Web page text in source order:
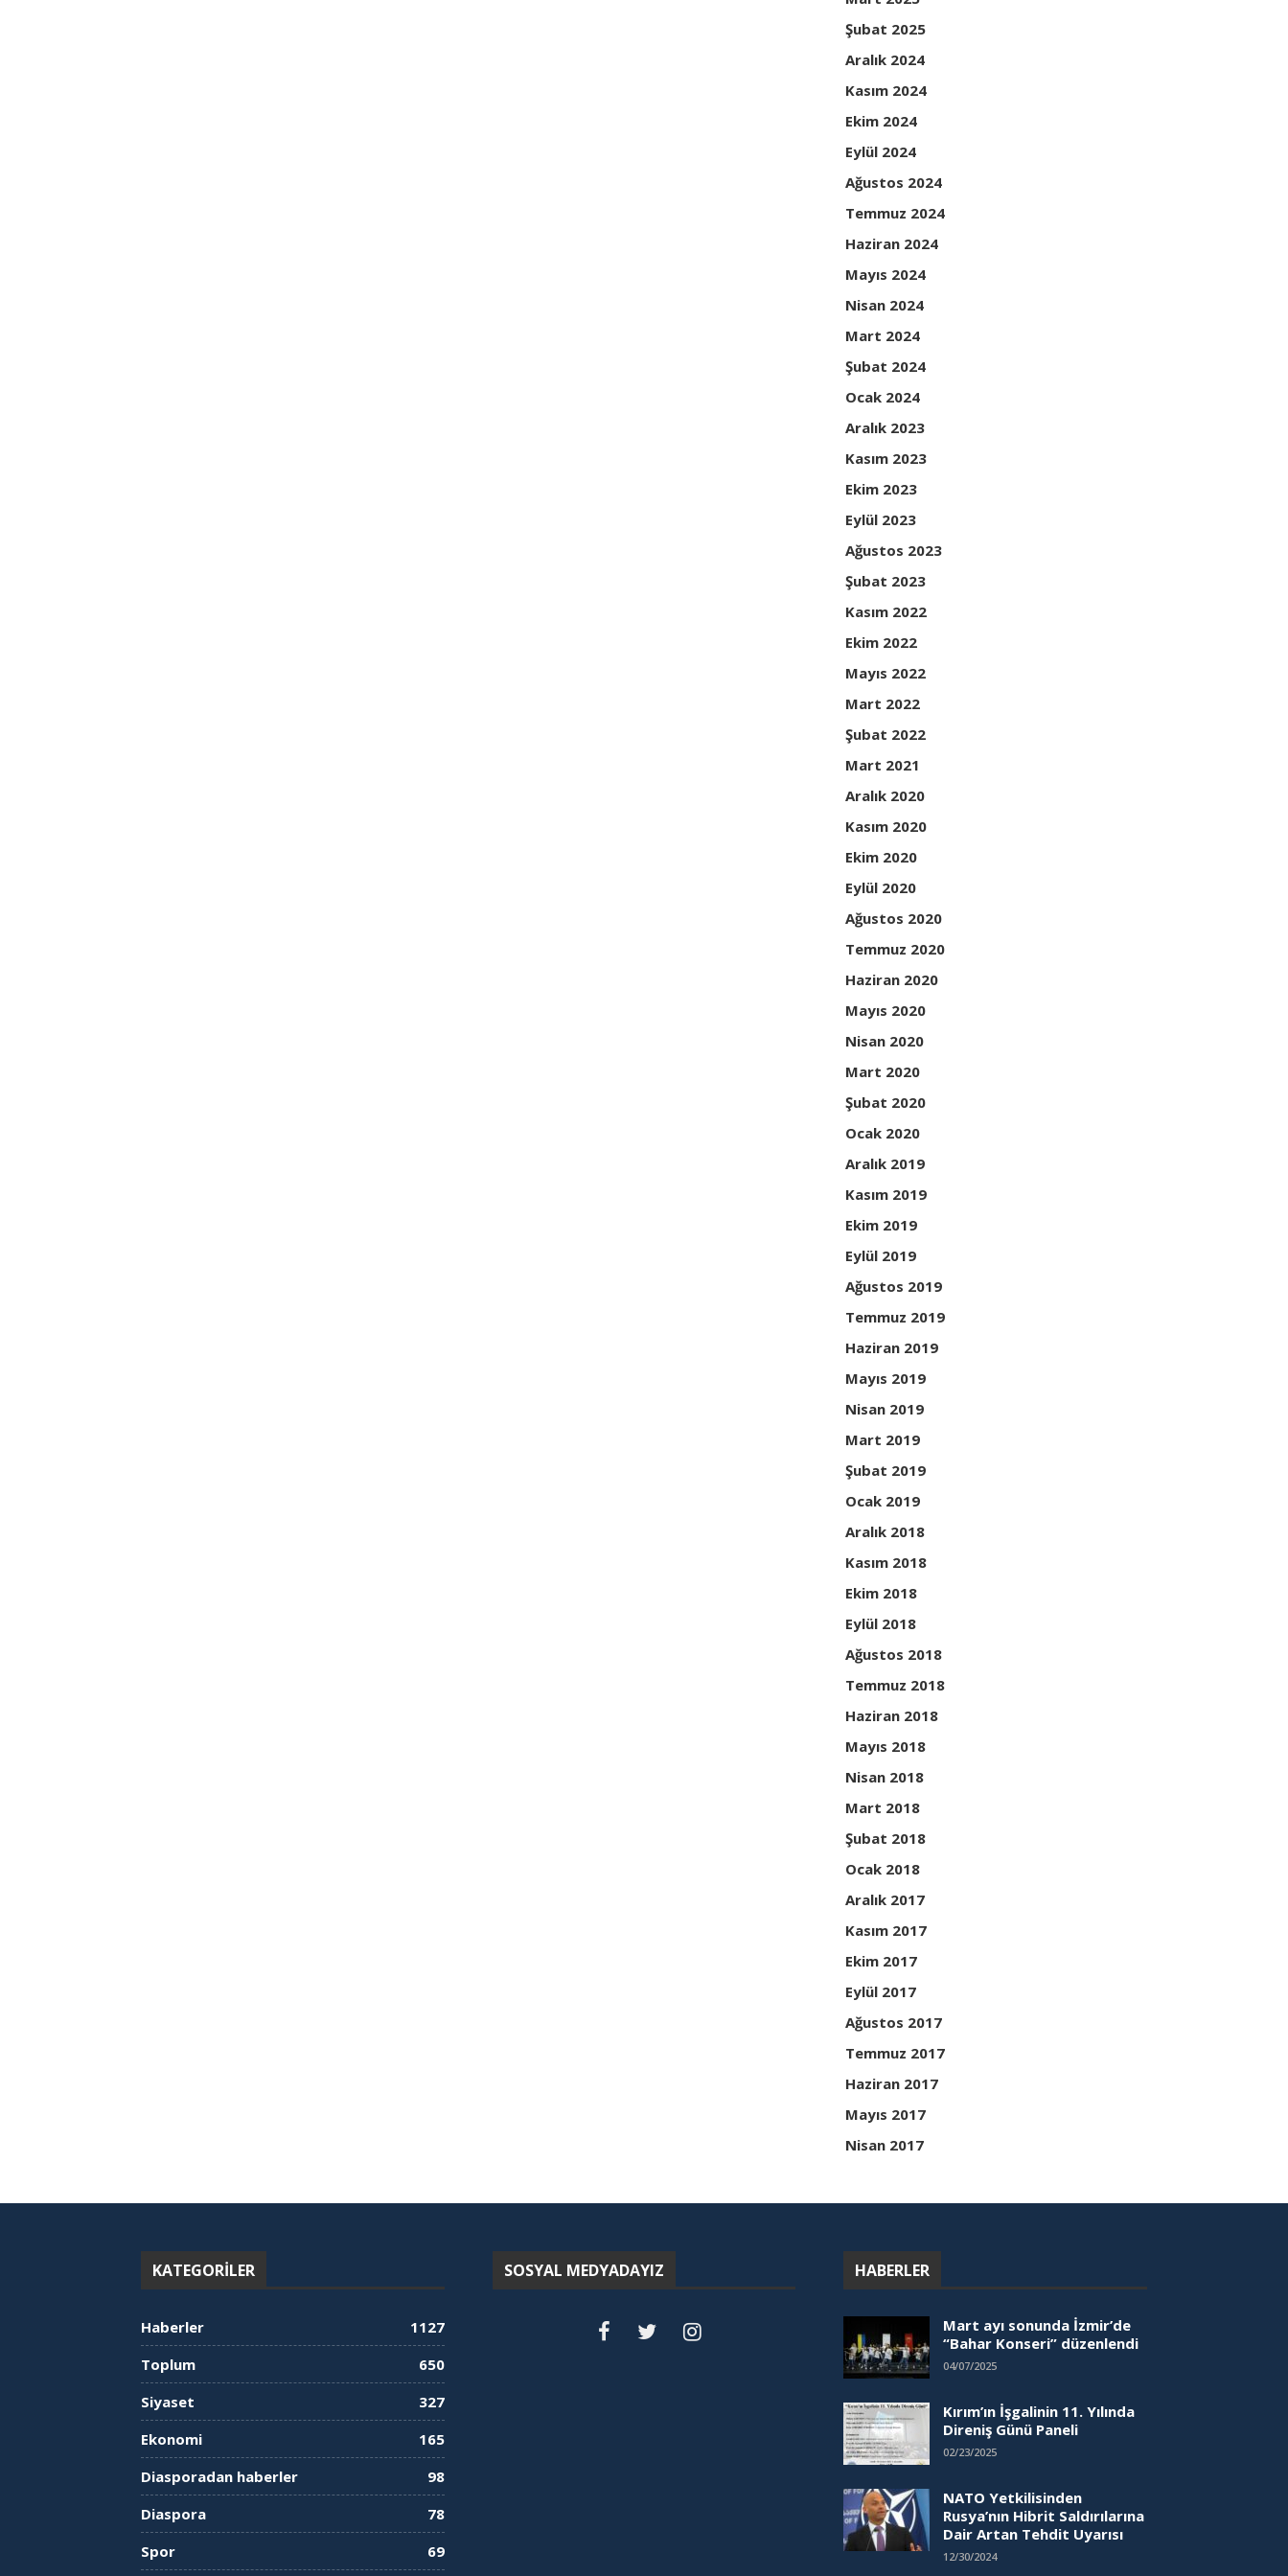
Şubat 2025
Aralık 2024
Kasım 2024
Ekim 2024
Eylül 2024
Ağustos 2024
Temmuz 2024
Haziran 2024
Mayıs 2024
Nisan 2024
Mart 2024
Şubat 2024
Ocak 2024
Aralık 2023
Kasım 2023
Ekim 2023
Eylül 2023
Ağustos 2023
Şubat 2023
Kasım 2022
Ekim 2022
Mayıs 2022
Mart 2022
Şubat 2022
Mart 2021
Aralık 2020
Kasım 2020
Ekim 2020
Eylül 2020
Ağustos 2020
Temmuz 2020
Haziran 2020
Mayıs 2020
Nisan 2020
Mart 2020
Şubat 2020
Ocak 2020
Aralık 2019
Kasım 2019
Ekim 2019
Eylül 2019
Ağustos 2019
Temmuz 2019
Haziran 2019
Mayıs 2019
Nisan 2019
Mart 2019
Şubat 2019
Ocak 2019
Aralık 2018
Kasım 2018
Ekim 2018
Eylül 2018
Ağustos 2018
Temmuz 2018
Haziran 2018
Mayıs 2018
Nisan 2018
Mart 2018
Şubat 2018
Ocak 2018
Aralık 2017
Kasım 2017
Ekim 2017
Eylül 2017
Ağustos 2017
Temmuz 2017
Haziran 2017
Mayıs 2017
Nisan 2017
KATEGORILER
Haberler
1127
Toplum
650
Siyaset
327
Ekonomi
165
Diasporadan haberler
98
Diaspora
78
Spor
69
SOSYAL MEDYADAYIZ HABERLER
Mart ayı sonunda İzmir’de
“Bahar Konseri” düzenlendi
04/07/2025
Kırım’ın İşgalinin 11. Yılında
Direniş Günü Paneli
02/23/2025
NATO Yetkilisinden
Rusya’nın Hibrit Saldırılarına
Dair Artan Tehdit Uyarısı
12/30/2024